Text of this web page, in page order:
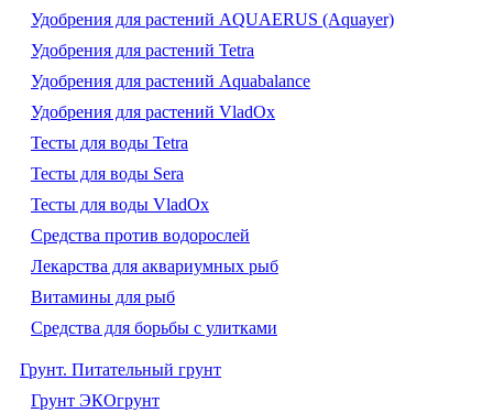
Удобрения для растений AQUAERUS (Aquayer)
Удобрения для растений Tetra
Удобрения для растений Aquabalance
Удобрения для растений VladOx
Тесты для воды Tetra
Тесты для воды Sera
Тесты для воды VladOx
Средства против водорослей
Лекарства для аквариумных рыб
Витамины для рыб
Средства для борьбы с улитками
Грунт. Питательный грунт
Грунт ЭКОгрунт